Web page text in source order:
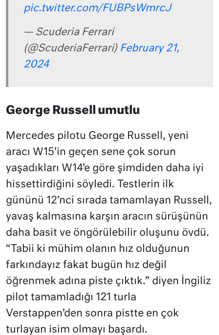
pic.twitter.com/FUBPsWmrcJ
— Scuderia Ferrari
(@ScuderiaFerrari) February 21,
2024
George Russell umutlu
Mercedes pilotu George Russell, yeni
aracı W15’in geçen sene çok sorun
yaşadıkları W14’e göre şimdiden daha iyi
hissettirdiğini söyledi. Testlerin ilk
gününü 12’nci sırada tamamlayan Russell,
yavaş kalmasına karşın aracın sürüşünün
daha basit ve öngörülebilir oluşunu övdü.
“Tabii ki mühim olanın hız olduğunun
farkındayız fakat bugün hız değil
öğrenmek adına piste çıktık.” diyen İngiliz
pilot tamamladığı 121 turla
Verstappen’den sonra pistte en çok
turlayan isim olmayı başardı.